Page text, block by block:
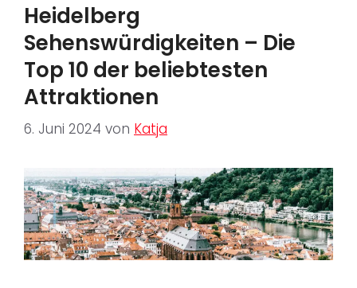
Heidelberg
Sehenswürdigkeiten – Die
Top 10 der beliebtesten
Attraktionen
6. Juni 2024 von Katja